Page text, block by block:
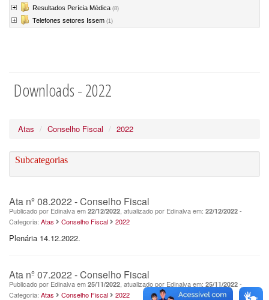
Resultados Perícia Médica (8)
Telefones setores Issem (1)
Downloads - 2022
Atas Conselho Fiscal 2022
Subcategorias
Ata nº 08.2022 - Conselho Fiscal
Publicado por Edinalva em 22/12/2022 , atualizado por Edinalva em: 22/12/2022 -
Categoria: Atas Conselho Fiscal 2022
Plenária 14.12.2022.
Ata nº 07.2022 - Conselho Fiscal
Publicado por Edinalva em 25/11/2022 , atualizado por Edinalva em: 25/11/2022 -
Categoria: Atas Conselho Fiscal 2022